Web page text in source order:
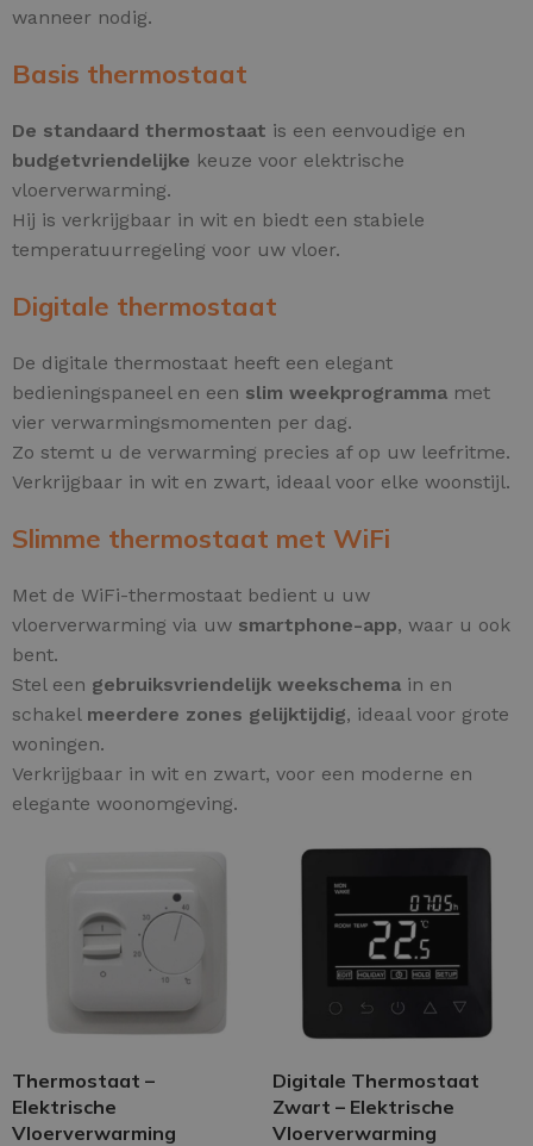
wanneer nodig.
Basis thermostaat
De standaard thermostaat is een eenvoudige en
budgetvriendelijke keuze voor elektrische
vloerverwarming.
Hij is verkrijgbaar in wit en biedt een stabiele
temperatuurregeling voor uw vloer.
Digitale thermostaat
De digitale thermostaat heeft een elegant
bedieningspaneel en een slim weekprogramma met
vier verwarmingsmomenten per dag.
Zo stemt u de verwarming precies af op uw leefritme.
Verkrijgbaar in wit en zwart, ideaal voor elke woonstijl.
Slimme thermostaat met WiFi
Met de WiFi-thermostaat bedient u uw
vloerverwarming via uw smartphone-app, waar u ook
bent.
Stel een gebruiksvriendelijk weekschema in en
schakel meerdere zones gelijktijdig, ideaal voor grote
woningen.
Verkrijgbaar in wit en zwart, voor een moderne en
elegante woonomgeving.
Thermostaat –
Elektrische
Vloerverwarming
Digitale Thermostaat
Zwart – Elektrische
Vloerverwarming